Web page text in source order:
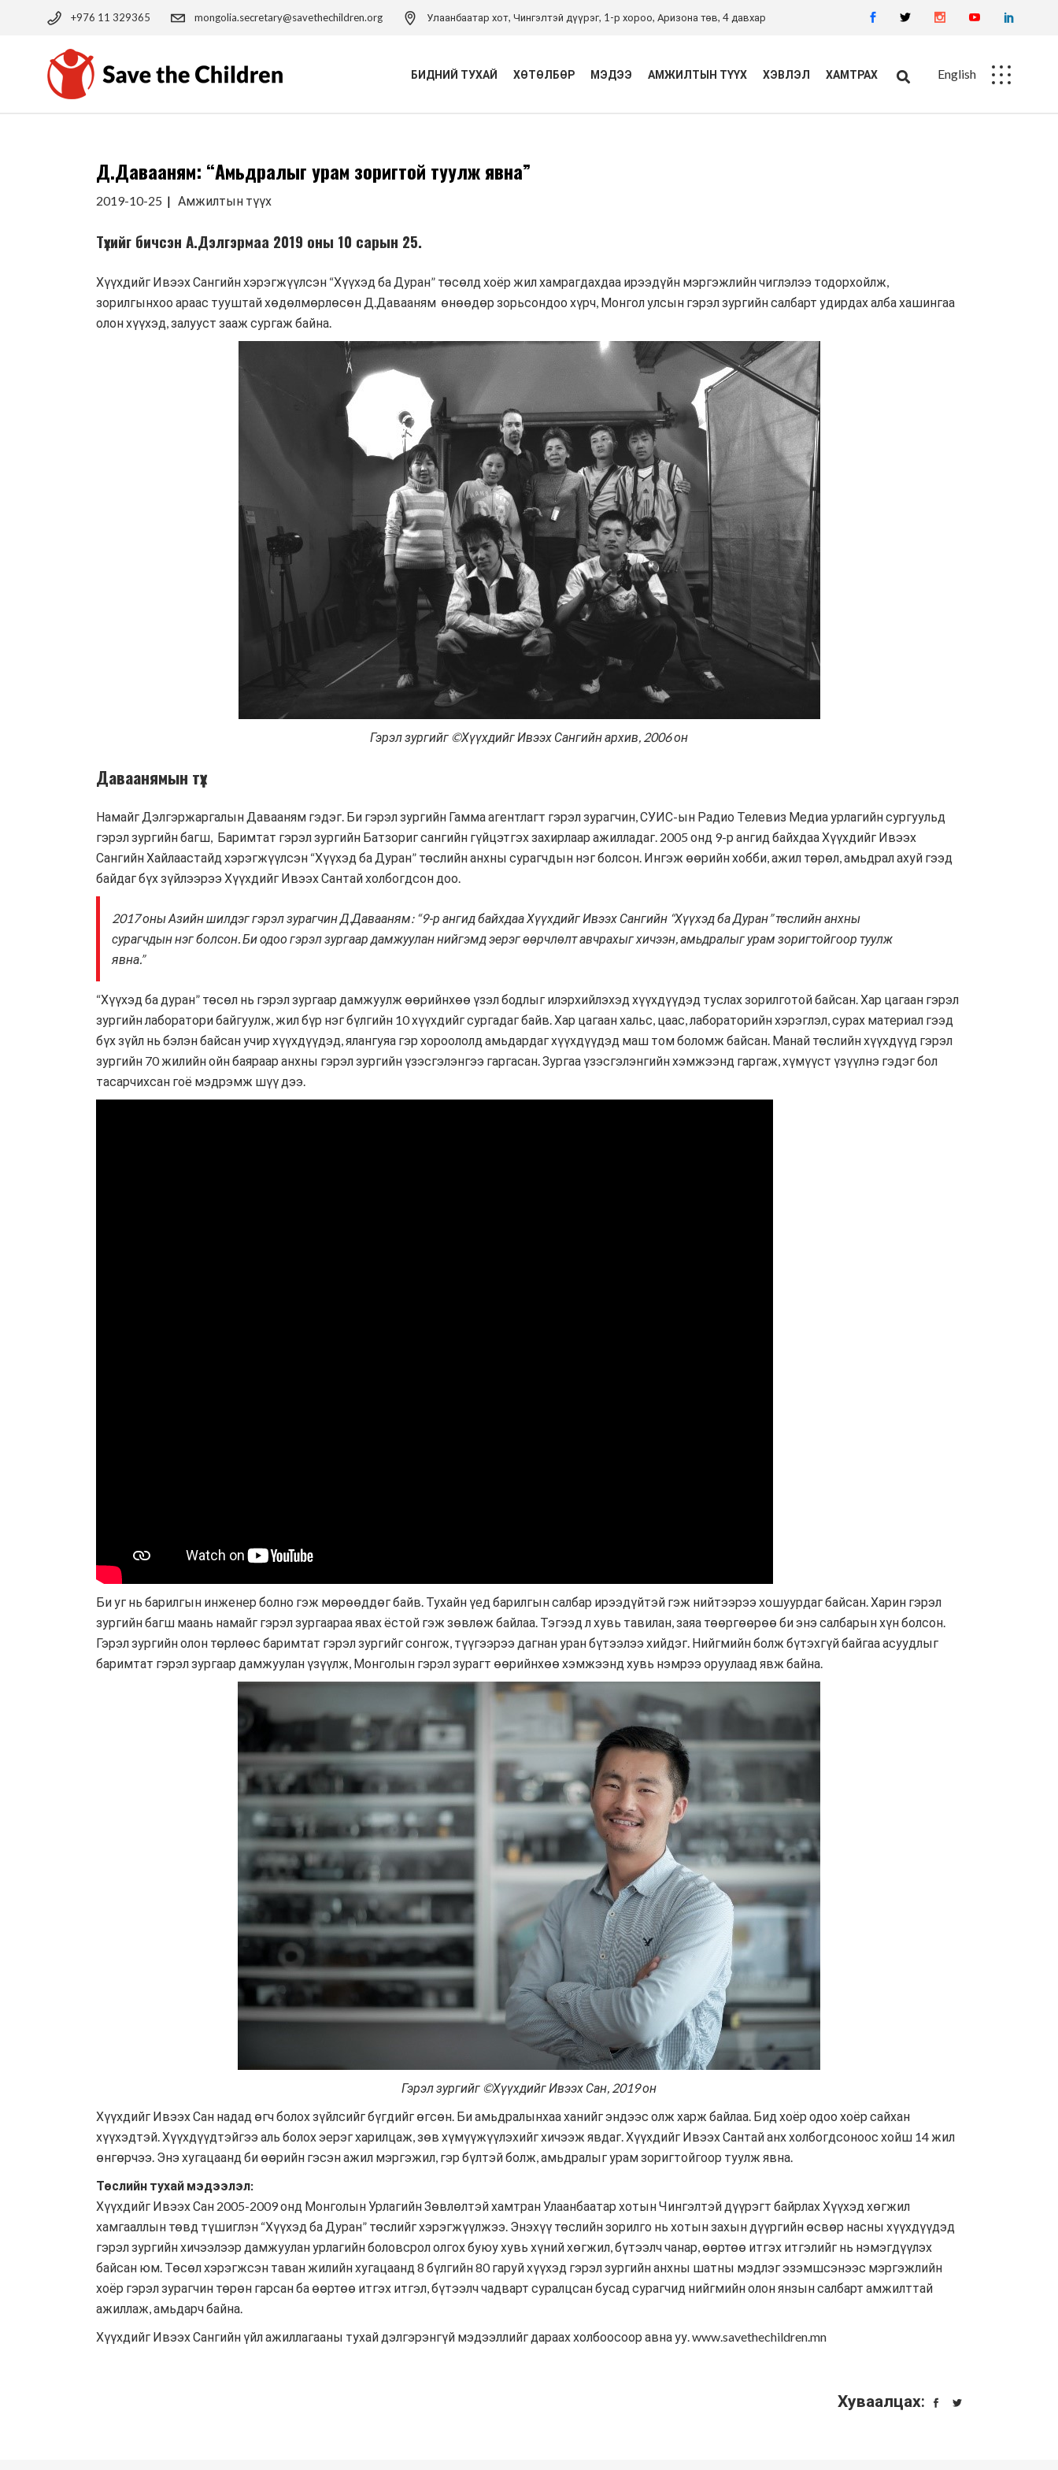
+976 11 329365 mongolia.secretary@savethechildren.org Улаанбаатар хот, Чингэлтэй дүүрэг, 1-р хороо, Аризона төв, 4 давхар
БИДНИЙ ТУХАЙ
Удирдлагын баг
ХӨТӨЛБӨР
хөтөлбөр
Боловсролын хөтөлбөр
Хүүхдийн ядуурлыг
Эрүүл мэндийн төсөл
Хүмүүнлэгийн тусламж/Уур
хөтөлбөр
Кампанит ажил
Хэрэгжүүлсэн төслүүд
МЭДЭЭ АМЖИЛТЫН ТҮҮХ ХЭВЛЭЛ ХАМТРАХ English
Д.Давааням: “Амьдралыг урам зоригтой туулж явна”
2019-10-25 Амжилтын түүх
Түүхийг бичсэн А.Дэлгэрмаа 2019 оны 10 сарын 25.
Хүүхдийг Ивээх Сангийн хэрэгжүүлсэн “Хүүхэд ба Дуран” төсөлд хоёр жил хамрагдахдаа ирээдүйн мэргэжлийн чиглэлээ тодорхойлж,
зорилгынхоо араас тууштай хөдөлмөрлөсөн Д.Давааням өнөөдөр зорьсондоо хүрч, Монгол улсын гэрэл зургийн салбарт удирдах алба хашингаа
олон хүүхэд, залууст зааж сургаж байна.
Гэрэл зургийг ©Хүүхдийг Ивээх Сангийн архив, 2006 он
Даваанямын түүх
Намайг Дэлгэржаргалын Давааням гэдэг. Би гэрэл зургийн Гамма агентлагт гэрэл зурагчин, СУИС-ын Радио Телевиз Медиа урлагийн сургуульд
гэрэл зургийн багш, Баримтат гэрэл зургийн Батзориг сангийн гүйцэтгэх захирлаар ажилладаг. 2005 онд 9-р ангид байхдаа Хүүхдийг Ивээх
Сангийн Хайлаастайд хэрэгжүүлсэн “Хүүхэд ба Дуран” төслийн анхны сурагчдын нэг болсон. Ингэж өөрийн хобби, ажил төрөл, амьдрал ахуй гээд
байдаг бүх зүйлээрээ Хүүхдийг Ивээх Сантай холбогдсон доо.
2017 оны Азийн шилдэг гэрэл зурагчин Д.Давааням: “9-р ангид байхдаа Хүүхдийг Ивээх Сангийн “Хүүхэд ба Дуран” төслийн анхны
сурагчдын нэг болсон. Би одоо гэрэл зургаар дамжуулан нийгэмд эерэг өөрчлөлт авчрахыг хичээн, амьдралыг урам зоригтойгоор туулж
явна.”
“Хүүхэд ба дуран” төсөл нь гэрэл зургаар дамжуулж өөрийнхөө үзэл бодлыг илэрхийлэхэд хүүхдүүдэд туслах зорилготой байсан. Хар цагаан гэрэл
зургийн лаборатори байгуулж, жил бүр нэг бүлгийн 10 хүүхдийг сургадаг байв. Хар цагаан хальс, цаас, лабораторийн хэрэглэл, сурах материал гээд
бүх зүйл нь бэлэн байсан учир хүүхдүүдэд, ялангуяа гэр хороололд амьдардаг хүүхдүүдэд маш том боломж байсан. Манай төслийн хүүхдүүд гэрэл
зургийн 70 жилийн ойн баяраар анхны гэрэл зургийн үзэсгэлэнгээ гаргасан. Зургаа үзэсгэлэнгийн хэмжээнд гаргаж, хүмүүст үзүүлнэ гэдэг бол
тасарчихсан гоё мэдрэмж шүү дээ.
Би уг нь барилгын инженер болно гэж мөрөөддөг байв. Тухайн үед барилгын салбар ирээдүйтэй гэж нийтээрээ хошуурдаг байсан. Харин гэрэл
зургийн багш маань намайг гэрэл зургаараа явах ёстой гэж зөвлөж байлаа. Тэгээд л хувь тавилан, заяа төөргөөрөө би энэ салбарын хүн болсон.
Гэрэл зургийн олон төрлөөс баримтат гэрэл зургийг сонгож, түүгээрээ дагнан уран бүтээлээ хийдэг. Нийгмийн болж бүтэхгүй байгаа асуудлыг
баримтат гэрэл зургаар дамжуулан үзүүлж, Монголын гэрэл зурагт өөрийнхөө хэмжээнд хувь нэмрээ оруулаад явж байна.
Гэрэл зургийг ©Хүүхдийг Ивээх Сан, 2019 он
Хүүхдийг Ивээх Сан надад өгч болох зүйлсийг бүгдийг өгсөн. Би амьдралынхаа ханийг эндээс олж харж байлаа. Бид хоёр одоо хоёр сайхан
хүүхэдтэй. Хүүхдүүдтэйгээ аль болох эерэг харилцаж, зөв хүмүүжүүлэхийг хичээж явдаг. Хүүхдийг Ивээх Сантай анх холбогдсоноос хойш 14 жил
өнгөрчээ. Энэ хугацаанд би өөрийн гэсэн ажил мэргэжил, гэр бүлтэй болж, амьдралыг урам зоригтойгоор туулж явна.
Төслийн тухай мэдээлэл:
Хүүхдийг Ивээх Сан 2005-2009 онд Монголын Урлагийн Зөвлөлтэй хамтран Улаанбаатар хотын Чингэлтэй дүүрэгт байрлах Хүүхэд хөгжил
хамгааллын төвд түшиглэн “Хүүхэд ба Дуран” төслийг хэрэгжүүлжээ. Энэхүү төслийн зорилго нь хотын захын дүүргийн өсвөр насны хүүхдүүдэд
гэрэл зургийн хичээлээр дамжуулан урлагийн боловсрол олгох буюу хувь хүний хөгжил, бүтээлч чанар, өөртөө итгэх итгэлийг нь нэмэгдүүлэх
байсан юм. Төсөл хэрэгжсэн таван жилийн хугацаанд 8 бүлгийн 80 гаруй хүүхэд гэрэл зургийн анхны шатны мэдлэг эзэмшсэнээс мэргэжлийн
хоёр гэрэл зурагчин төрөн гарсан ба өөртөө итгэх итгэл, бүтээлч чадварт суралцсан бусад сурагчид нийгмийн олон янзын салбарт амжилттай
ажиллаж, амьдарч байна.
Хүүхдийг Ивээх Сангийн үйл ажиллагааны тухай дэлгэрэнгүй мэдээллийг дараах холбоосоор авна уу. www.savethechildren.mn
Хуваалцах: